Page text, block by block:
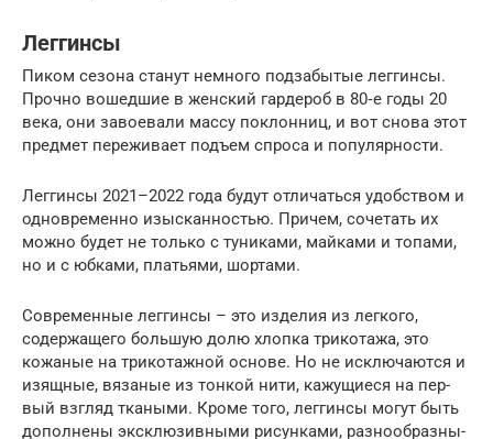
Леггинсы
Пиком сезо­на ста­нут немно­го под­за­бы­тые лег­гин­сы.
Проч­но вошед­шие в жен­ский гар­де­роб в 80‑е годы 20
века, они заво­е­ва­ли мас­су поклон­ниц, и вот сно­ва этот
пред­мет пере­жи­ва­ет подъ­ем спро­са и популярности.
Лег­гин­сы 2021–2022 года будут отли­чать­ся удоб­ством и
одно­вре­мен­но изыс­кан­но­стью. При­чем, соче­тать их
мож­но будет не толь­ко с туни­ка­ми, май­ка­ми и топа­ми,
но и с юбка­ми, пла­тья­ми, шортами.
Совре­мен­ные лег­гин­сы – это изде­лия из лег­ко­го,
содер­жа­ще­го боль­шую долю хлоп­ка три­ко­та­жа, это
кожа­ные на три­ко­таж­ной осно­ве. Но не исклю­ча­ют­ся и
изящ­ные, вяза­ные из тон­кой нити, кажу­щи­е­ся на пер­
вый взгляд тка­ны­ми. Кро­ме того, лег­гин­сы могут быть
допол­не­ны экс­клю­зив­ны­ми рисун­ка­ми, раз­но­об­раз­ны­